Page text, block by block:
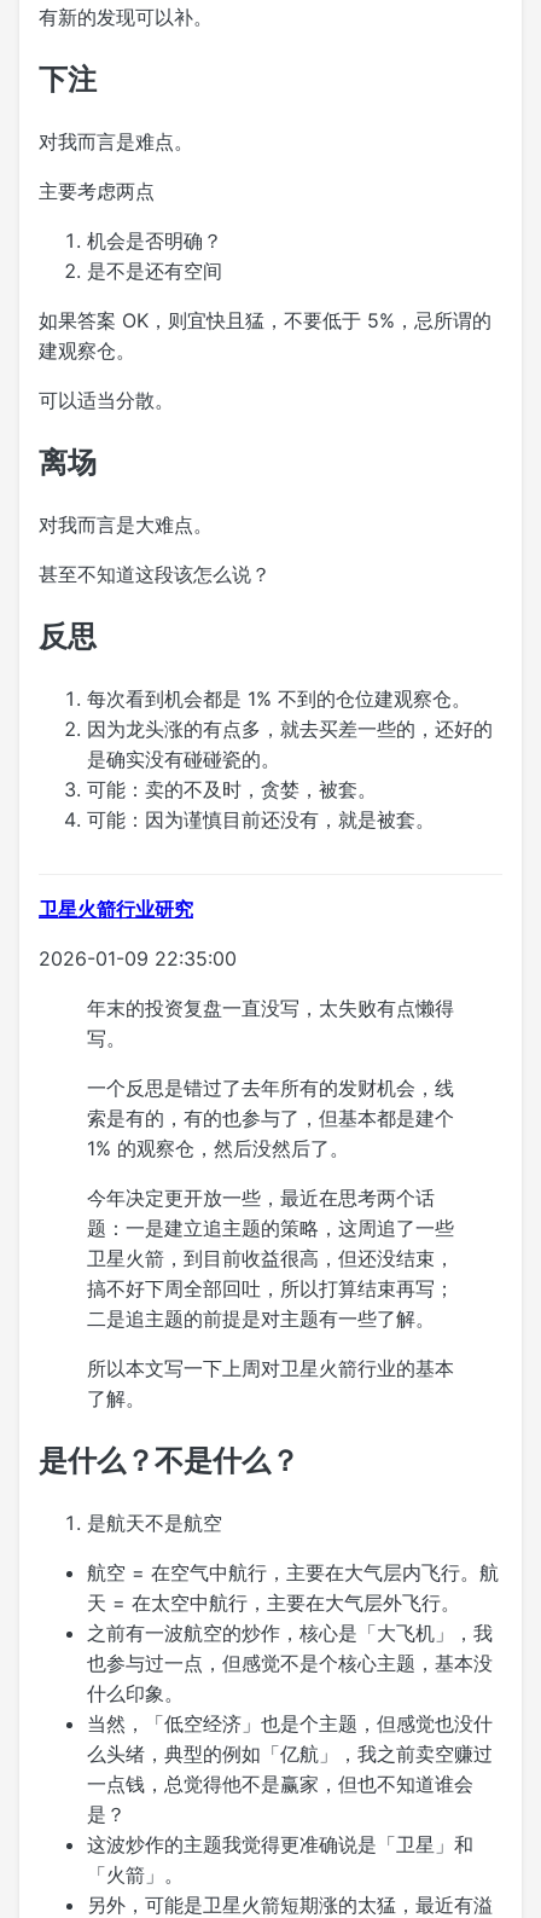
有新的发现可以补。
下注
对我而言是难点。
主要考虑两点
机会是否明确？
是不是还有空间
如果答案 OK，则宜快且猛，不要低于 5%，忌所谓的
建观察仓。
可以适当分散。
离场
对我而言是大难点。
甚至不知道这段该怎么说？
反思
每次看到机会都是 1% 不到的仓位建观察仓。
因为龙头涨的有点多，就去买差一些的，还好的
是确实没有碰碰瓷的。
可能：卖的不及时，贪婪，被套。
可能：因为谨慎目前还没有，就是被套。
卫星火箭行业研究
2026-01-09 22:35:00
年末的投资复盘一直没写，太失败有点懒得
写。
一个反思是错过了去年所有的发财机会，线
索是有的，有的也参与了，但基本都是建个
1% 的观察仓，然后没然后了。
今年决定更开放一些，最近在思考两个话
题：一是建立追主题的策略，这周追了一些
卫星火箭，到目前收益很高，但还没结束，
搞不好下周全部回吐，所以打算结束再写；
二是追主题的前提是对主题有一些了解。
所以本文写一下上周对卫星火箭行业的基本
了解。
是什么？不是什么？
是航天不是航空
航空 = 在空气中航行，主要在大气层内飞行。航
天 = 在太空中航行，主要在大气层外飞行。
之前有一波航空的炒作，核心是「大飞机」，我
也参与过一点，但感觉不是个核心主题，基本没
什么印象。
当然，「低空经济」也是个主题，但感觉也没什
么头绪，典型的例如「亿航」，我之前卖空赚过
一点钱，总觉得他不是赢家，但也不知道谁会
是？
这波炒作的主题我觉得更准确说是「卫星」和
「火箭」。
另外，可能是卫星火箭短期涨的太猛，最近有溢